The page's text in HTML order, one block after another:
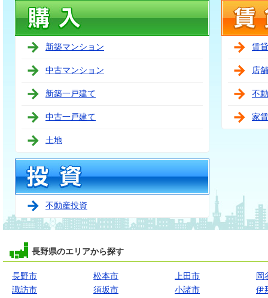
新築マンション
中古マンション
新築一戸建て
中古一戸建て
土地
不動産投資
賃
店
不
家
長野県のエリアから探す
長野市 松本市 上田市
岡
諏訪市
須坂市 小諸市
伊